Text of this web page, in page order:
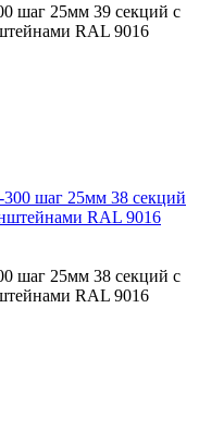
шаг 25мм 39 секций с
RAL 9016
шаг 25мм 38 секций с
RAL 9016